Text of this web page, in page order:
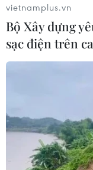
vietnamplus.vn
Bộ Xây dựng
sạc điện trên